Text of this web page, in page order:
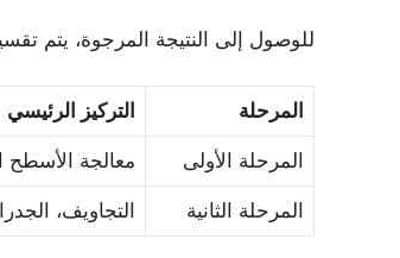
للوصول إلى النتيجة المرجوة، يتم
المرحلة التركيز الرئيسي
المرحلة الأولى معالجة الأسطح
المرحلة الثانية التجاويف،